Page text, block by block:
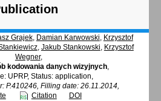
Grajek, Damian Karwowski, Krzysztof
, Jakub Stankowski, Krzysztof
Wegner,
kodowania danych wizyjnych,
UPRP, Status: application,
P.410246, Filling date: 26.11.2014,
Citation DOI